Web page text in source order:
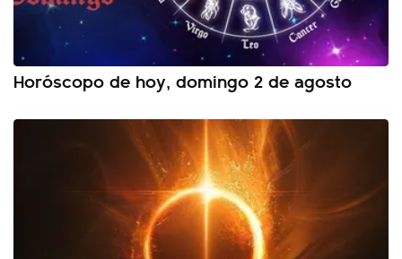
Horóscopo de hoy, domingo 2 de agosto